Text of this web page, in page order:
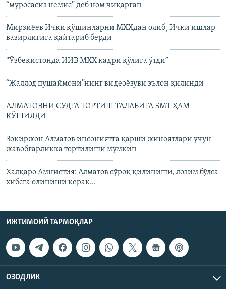
“муросасиз немис” деб ном чиқарган
Мирзиёев Ички қўшинларни МХХдан олиб¸ Ички ишлар
вазирлигига қайтариб берди
“Ўзбекистонда ИИВ МХХ кадри қўлига ўтди”
“Жаллод пушаймони”нинг видеоëзуви эълон қилинди
АЛМАТОВНИ СУДГА ТОРТИШ ТАЛАБИГА БМТ ҲАМ
ҚЎШИЛДИ
Зокиржон Алматов инсониятга қарши жиноятлари учун
жавобгарликка тортилиши мумкин
Халқаро Амнистия: Алматов сўроқ қилиниши, лозим бўлса
хибсга олиниши керак...
ИЖТИМОИЙ ТАРМОҚЛАР
ОЗОДЛИК